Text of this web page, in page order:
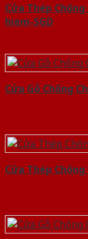
Cửa Thép
hiem-SGD
Cửa Gỗ Chống
Cửa Thép